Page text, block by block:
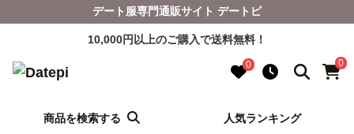
デート服専門通販サイト デートピ
10,000円以上のご購入で送料無料！
0 0
商品を検索する 人気ランキング